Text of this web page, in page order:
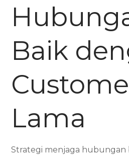
Baik
Lama
Strategi menjaga hubungan